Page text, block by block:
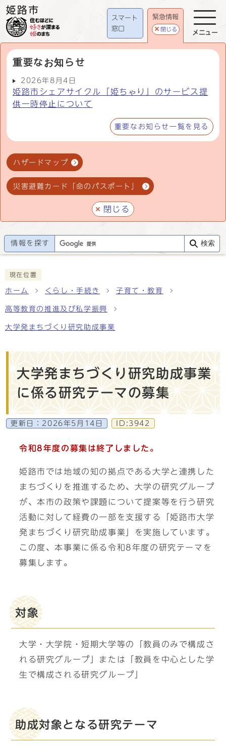
スマート
窓口
緊急情報
閉じる
重要なお知らせ
2026年8月4日
姫路市シェアサイクル「姫ちゃり」のサービス提
供一時停止について
重要なお知らせ一覧を見る
ハザードマップ
災害避難カード「命のパスポート」
閉じる
メニュー
情報を探す 検索
現在位置
ホーム くらし・手続き 子育て・教育
高等教育の推進及び私学振興
大学発まちづくり研究助成事業
大学発まちづくり研究助成事業
に係る研究テーマの募集
更新日： 2026年5月14日 ID:3942
令和8年度の募集は終了しました。
姫路市では地域の知の拠点である大学と連携した
まちづくりを推進するため、大学の研究グループ
が、本市の政策や課題について提案等を行う研究
活動に対して経費の一部を支援する「姫路市大学
発まちづくり研究助成事業」を実施しています。
この度、本事業に係る令和8年度の研究テーマを
募集します。
対象
大学・大学院・短期大学等の「教員のみで構成さ
れる研究グループ」または「教員を中心とした学
生で構成される研究グループ」
助成対象となる研究テーマ